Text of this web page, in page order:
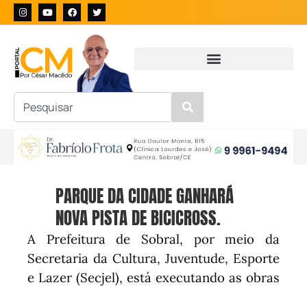
PARQUE DA CIDADE GANHARÁ
NOVA PISTA DE BICICROSS.
A Prefeitura de Sobral, por meio da
Secretaria da Cultura, Juventude, Esporte
e Lazer (Secjel), está executando as obras